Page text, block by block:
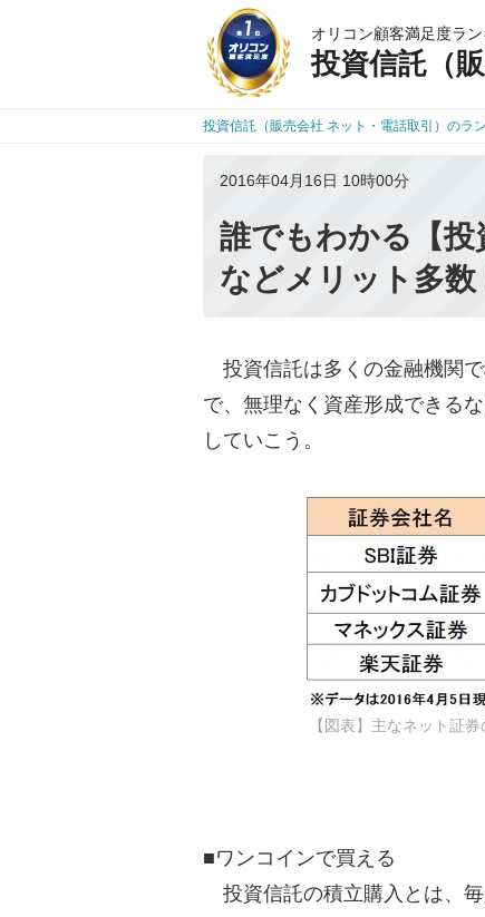
オリコン顧客満足度ラ
投資信託（
投資信託（販売会社 ネット・電話取引）のラ
2016年04月16日 10時00分
誰でもわかる【
などメリット多数
投資信託は多くの金融機関
で、無理なく資産形成できる
していこう。
【図表】主なネット証
■ワンコインで買える
投資信託の積立購入とは、